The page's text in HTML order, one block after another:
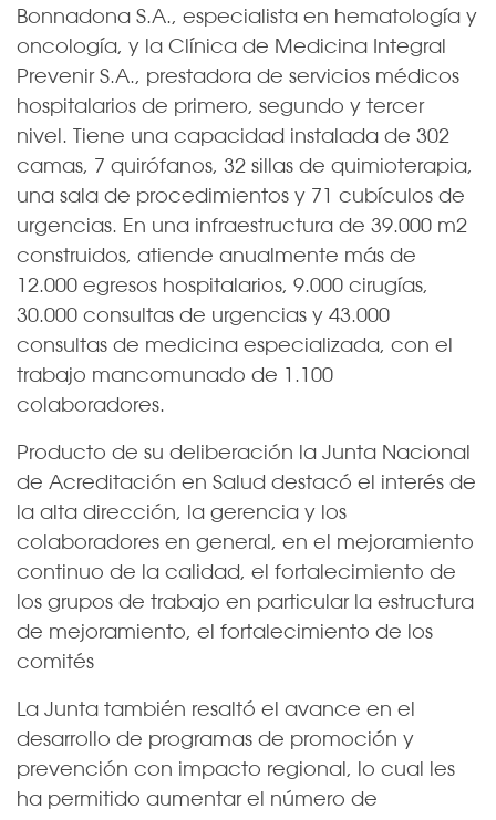
Bonnadona S.A., especialista en hematología y
oncología, y la Clínica de Medicina Integral
Prevenir S.A., prestadora de servicios médicos
hospitalarios de primero, segundo y tercer
nivel. Tiene una capacidad instalada de 302
camas, 7 quirófanos, 32 sillas de quimioterapia,
una sala de procedimientos y 71 cubículos de
urgencias. En una infraestructura de 39.000 m2
construidos, atiende anualmente más de
12.000 egresos hospitalarios, 9.000 cirugías,
30.000 consultas de urgencias y 43.000
consultas de medicina especializada, con el
trabajo mancomunado de 1.100
colaboradores.
Producto de su deliberación la Junta Nacional
de Acreditación en Salud destacó el interés de
la alta dirección, la gerencia y los
colaboradores en general, en el mejoramiento
continuo de la calidad, el fortalecimiento de
los grupos de trabajo en particular la estructura
de mejoramiento, el fortalecimiento de los
comités
La Junta también resaltó el avance en el
desarrollo de programas de promoción y
prevención con impacto regional, lo cual les
ha permitido aumentar el número de